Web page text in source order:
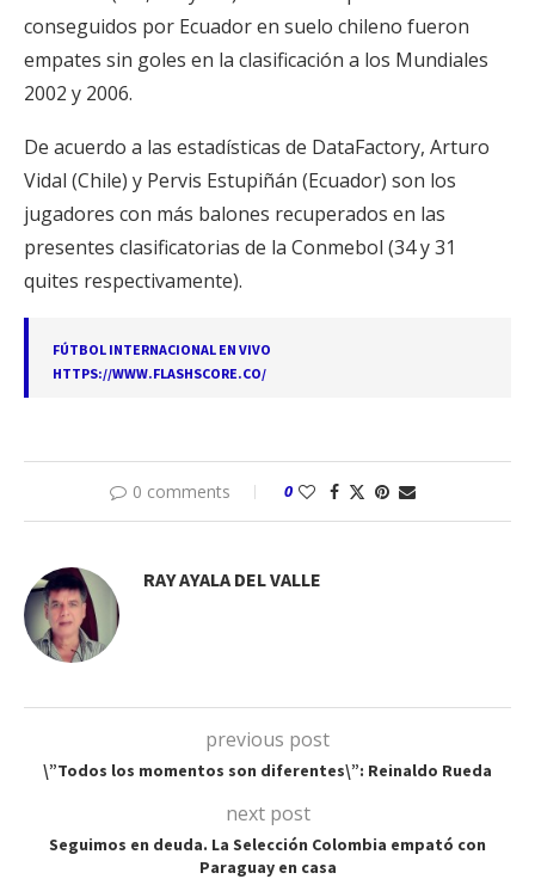
conseguidos por Ecuador en suelo chileno fueron
empates sin goles en la clasificación a los Mundiales
2002 y 2006.
De acuerdo a las estadísticas de DataFactory, Arturo
Vidal (Chile) y Pervis Estupiñán (Ecuador) son los
jugadores con más balones recuperados en las
presentes clasificatorias de la Conmebol (34 y 31
quites respectivamente).
FÚTBOL INTERNACIONAL EN VIVO
HTTPS://WWW.FLASHSCORE.CO/
0 comments 0
RAY AYALA DEL VALLE
previous post
\”Todos los momentos son diferentes\”: Reinaldo Rueda
next post
Seguimos en deuda. La Selección Colombia empató con
Paraguay en casa